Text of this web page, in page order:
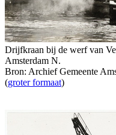
Drijfkraan bij de werf van
Amsterdam N.
Bron: Archief Gemeente
(groter formaat)